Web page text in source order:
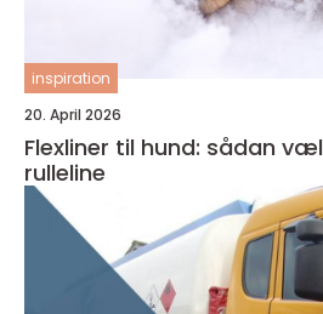
inspiration
20. April 2026
Flexliner til hund: sådan
rulleline